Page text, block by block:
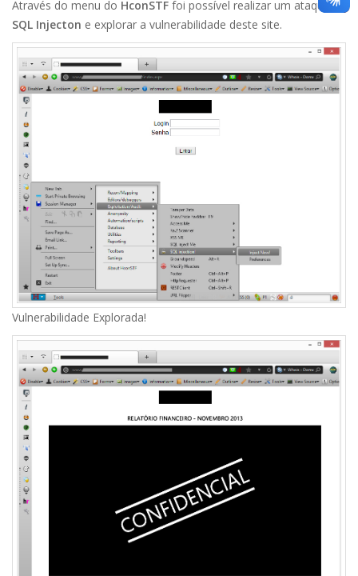
Através do menu do HconSTF foi possível realizar um ataque de
SQL Injecton e explorar a vulnerabilidade deste site.
Vulnerabilidade Explorada!